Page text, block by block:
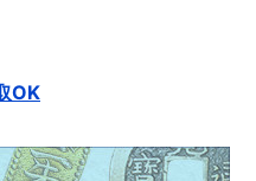
OK